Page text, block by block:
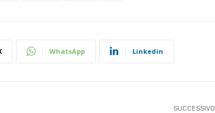
WhatsApp Linkedin
SUCCESSIVO